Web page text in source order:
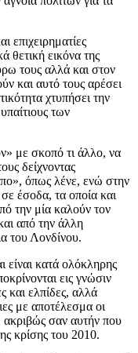
επιχειρηματίες
θετική εικόνα της
τους αλλά και στον
και αυτό τους αρέσει
χτυπήσει την
των
με σκοπό τι άλλο, να
δείχνοντας
όπως λένε, ενώ στην
έσοδα, τα οποία και
την μία καλούν τον
από την άλλη
του Λονδίνου.
είναι κατά ολόκληρης
εις γνώσιν
και ελπίδες, αλλά
με αποτέλεσμα οι
ακριβώς σαν αυτήν που
κρίσης του 2010.